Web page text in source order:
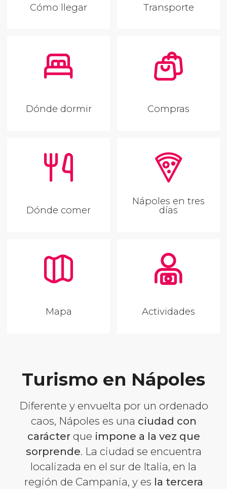
Cómo llegar Transporte
Dónde dormir Compras
Dónde comer
Nápoles en tres
días
Mapa Actividades
Turismo en Nápoles
Diferente y envuelta por un ordenado
caos, Nápoles es una ciudad con
carácterque impone a la vez que
sorprende. La ciudad se encuentra
localizada en el sur de Italia, en la
región de Campania, y es la tercera